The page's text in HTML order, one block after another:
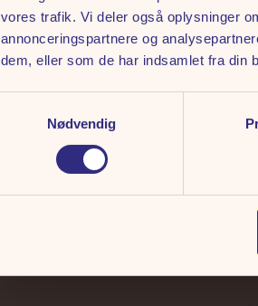
vores trafik. Vi deler også oplysninger
annonceringspartnere og
dem, eller som de har indsamlet fra din
Nødvendig